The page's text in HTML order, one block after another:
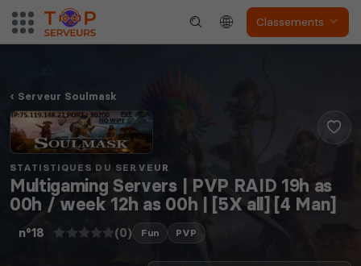
Classements
Serveur Soulmask
STATISTIQUES DU SERVEUR
Multigaming Servers | PVP RAID 19h as
00h / week 12h as 00h | [5X all] [4 Man]
n°18 (0) Fun PVP